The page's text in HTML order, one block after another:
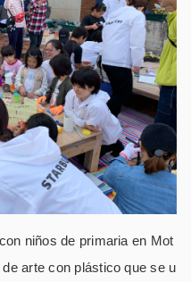
niños de primaria en Mot
arte con plástico que se u